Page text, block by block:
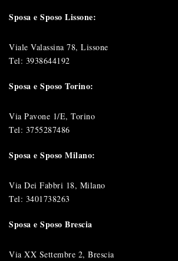
Sposa e Sposo Lissone:
Viale Valassina 78, Lissone
Tel: 3938644192
Sposa e Sposo Torino:
Via Pavone 1/E, Torino
Tel: 3755287486
Sposa e Sposo Milano:
Via Dei Fabbri 18, Milano
Tel: 3401738263
Sposa e Sposo Brescia
Via XX Settembre 2, Brescia